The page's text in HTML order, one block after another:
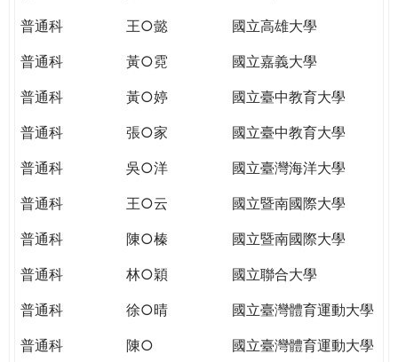
WAGOR
TODAY
THE
WORLD
PUTTING
YOU
THE
普通科
王○懿
國立高雄大學
普通科
黃○霓
國立嘉義大學
普通科
黃○婷
國立臺中教育大學
普通科
張○家
國立臺中教育大學
普通科
吳○洋
國立臺灣海洋大學
普通科
王○云
國立暨南國際大學
普通科
陳○榛
國立暨南國際大學
普通科
林○穎
國立聯合大學
普通科
徐○晴
國立臺灣體育運動大學
普通科
陳○
國立臺灣體育運動大學